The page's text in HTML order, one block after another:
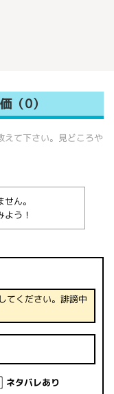
（0）
えて下さい。見どころや
ん。
う！
てください。誹謗中
ネタバレあり